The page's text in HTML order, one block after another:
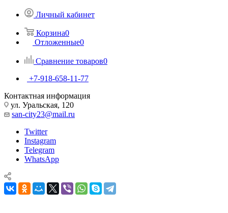
Личный кабинет
Корзина0
Отложенные0
Сравнение товаров0
+7-918-658-11-77
Контактная информация
ул. Уральская, 120
san-city23@mail.ru
Twitter
Instagram
Telegram
WhatsApp